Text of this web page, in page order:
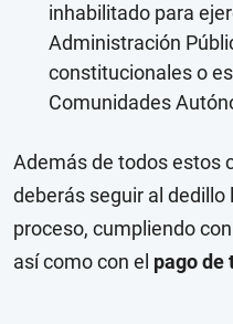
inhabilitado para
Administración
constitucionales o
Comunidades
Además de todos estos
deberás seguir al dedillo
proceso, cumpliendo
así como con el pago de